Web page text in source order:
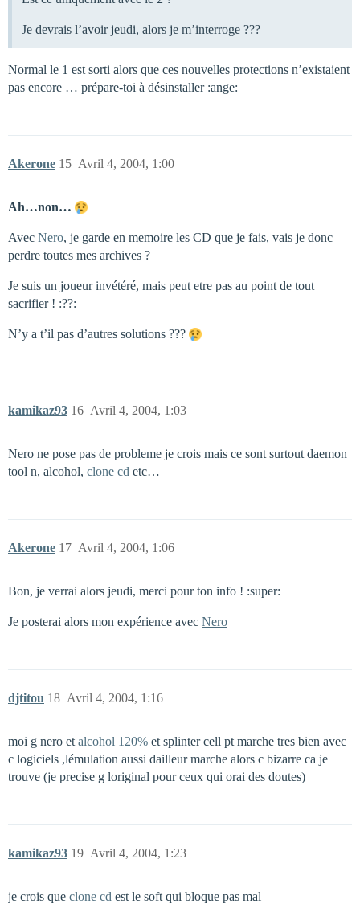
Je devrais l’avoir jeudi, alors je m’interroge ???
Normal le 1 est sorti alors que ces nouvelles protections n’existaient
pas encore … prépare-toi à désinstaller :ange:
Akerone Avril 4, 2004, 1:00
15
Ah…non…
Avec Nero, je garde en memoire les CD que je fais, vais je donc
perdre toutes mes archives ?
Je suis un joueur invétéré, mais peut etre pas au point de tout
sacrifier ! :??:
N’y a t’il pas d’autres solutions ???
kamikaz93 Avril 4, 2004, 1:03
16
Nero ne pose pas de probleme je crois mais ce sont surtout daemon
tool n, alcohol, clone cd etc…
Akerone Avril 4, 2004, 1:06
17
Bon, je verrai alors jeudi, merci pour ton info ! :super:
Je posterai alors mon expérience avec Nero
djtitou Avril 4, 2004, 1:16
18
moi g nero et alcohol 120% et splinter cell pt marche tres bien avec
c logiciels ,lémulation aussi dailleur marche alors c bizarre ca je
trouve (je precise g loriginal pour ceux qui orai des doutes)
kamikaz93 Avril 4, 2004, 1:23
19
je crois que clone cd est le soft qui bloque pas mal